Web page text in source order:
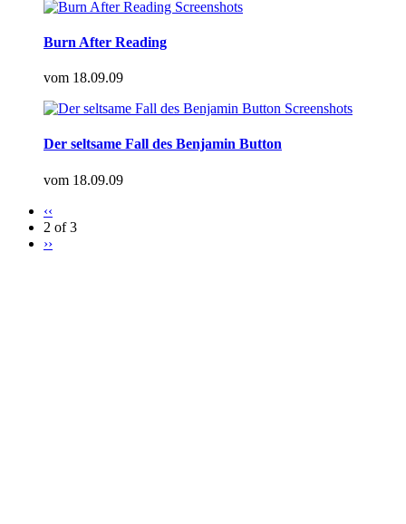
Burn After Reading
vom 18.09.09
Der seltsame Fall des Benjamin Button
vom 18.09.09
‹‹
2 of 3
››